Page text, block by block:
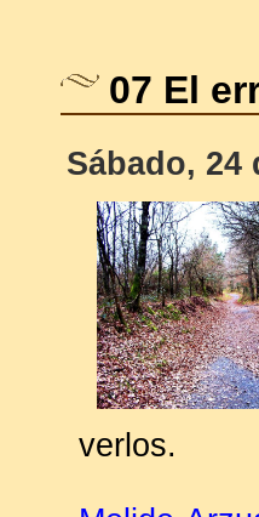
07 El
Sábado, 24
verlos.